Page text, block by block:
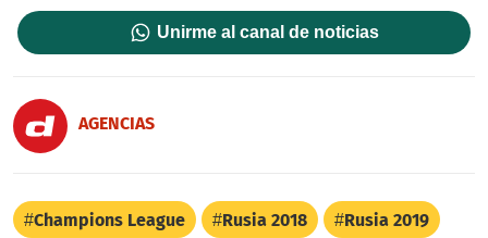
Unirme al canal de noticias
AGENCIAS
Champions League Rusia 2018 Rusia 2019